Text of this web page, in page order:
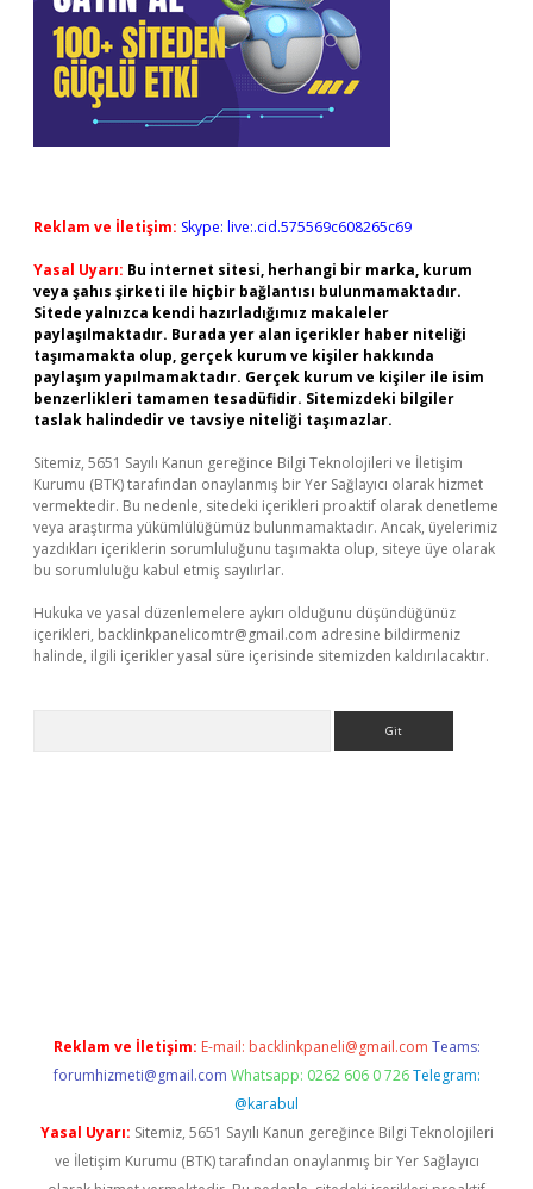
Reklam ve İletişim: Skype: live:.cid.575569c608265c69
Yasal Uyarı: Bu internet sitesi, herhangi bir marka, kurum
veya şahıs şirketi ile hiçbir bağlantısı bulunmamaktadır.
Sitede yalnızca kendi hazırladığımız makaleler
paylaşılmaktadır. Burada yer alan içerikler haber niteliği
taşımamakta olup, gerçek kurum ve kişiler hakkında
paylaşım yapılmamaktadır. Gerçek kurum ve kişiler ile isim
benzerlikleri tamamen tesadüfidir. Sitemizdeki bilgiler
taslak halindedir ve tavsiye niteliği taşımazlar.
Sitemiz, 5651 Sayılı Kanun gereğince Bilgi Teknolojileri ve İletişim
Kurumu (BTK) tarafından onaylanmış bir Yer Sağlayıcı olarak hizmet
vermektedir. Bu nedenle, sitedeki içerikleri proaktif olarak denetleme
veya araştırma yükümlülüğümüz bulunmamaktadır. Ancak, üyelerimiz
yazdıkları içeriklerin sorumluluğunu taşımakta olup, siteye üye olarak
bu sorumluluğu kabul etmiş sayılırlar.
Hukuka ve yasal düzenlemelere aykırı olduğunu düşündüğünüz
içerikleri, backlinkpanelicomtr@gmail.com adresine bildirmeniz
halinde, ilgili içerikler yasal süre içerisinde sitemizden kaldırılacaktır.
Reklam ve İletişim: E-mail: backlinkpaneli@gmail.com Teams:
forumhizmeti@gmail.com Whatsapp: 0262 606 0 726 Telegram:
@karabul
Yasal Uyarı: Sitemiz, 5651 Sayılı Kanun gereğince Bilgi Teknolojileri
ve İletişim Kurumu (BTK) tarafından onaylanmış bir Yer Sağlayıcı